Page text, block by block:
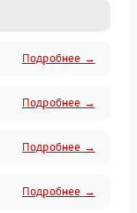
Подробнее →
Подробнее →
Подробнее →
Подробнее →